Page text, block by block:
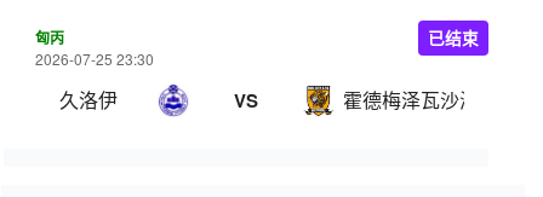
匈丙
2026-07-25 23:30
久洛伊 VS 霍德梅泽瓦沙海伊
已结束